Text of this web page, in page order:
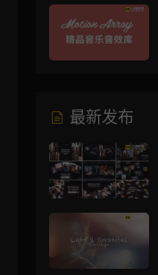
最新发布